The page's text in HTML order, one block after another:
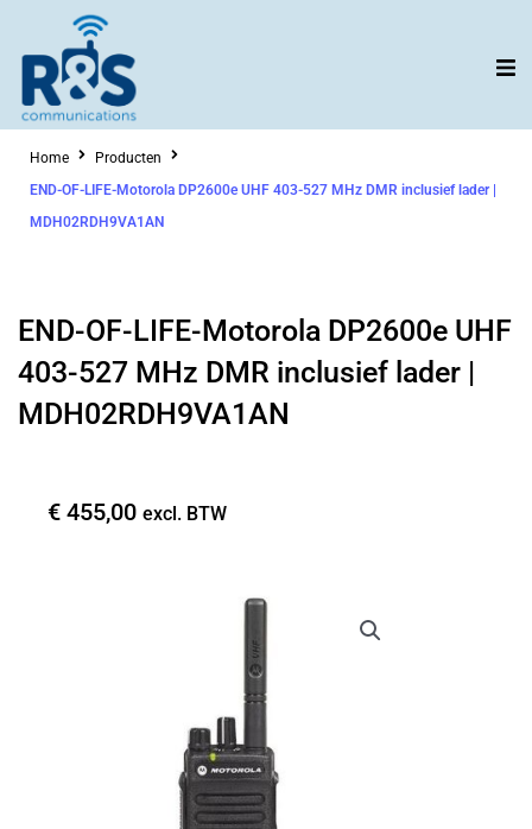
inhoud
Home
Producten
END-OF-LIFE-Motorola DP2600e UHF 403-527 MHz DMR inclusief lader |
MDH02RDH9VA1AN
END-OF-LIFE-Motorola DP2600e UHF
403-527 MHz DMR inclusief lader |
MDH02RDH9VA1AN
€ 455,00 excl. BTW